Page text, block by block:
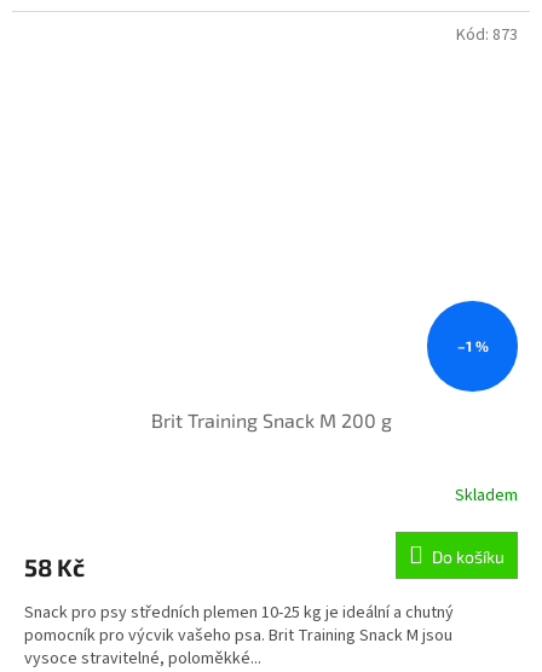
–1 %
Brit Training Snack M 200 g
Skladem
58 Kč Do košíku
Snack pro psy středních plemen 10-25 kg je ideální a chutný
pomocník pro výcvik vašeho psa. Brit Training Snack M jsou
vysoce stravitelné, poloměkké...
Kód: 873